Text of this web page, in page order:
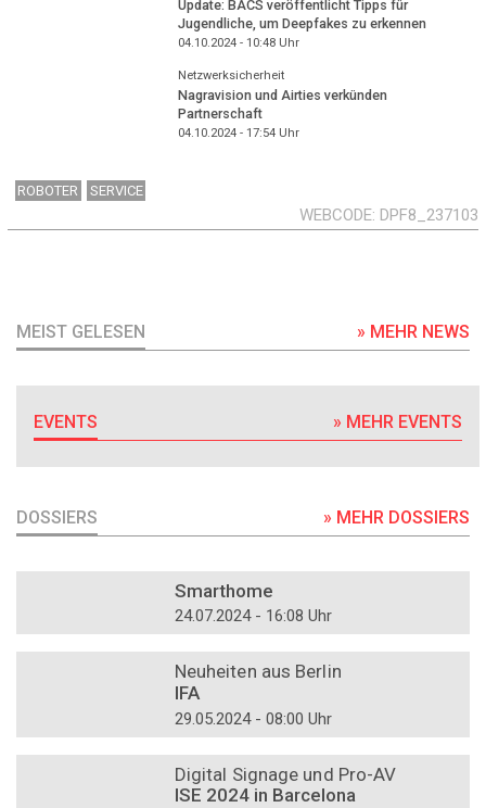
Update: BACS veröffentlicht Tipps für
Jugendliche, um Deepfakes zu erkennen
04.10.2024 - 10:48Uhr
Netzwerksicherheit
Nagravision und Airties verkünden
Partnerschaft
04.10.2024 - 17:54Uhr
ROBOTER SERVICE
WEBCODE DPF8_237103
MEIST GELESEN » MEHR NEWS
EVENTS » MEHR EVENTS
DOSSIERS » MEHR DOSSIERS
Smarthome
24.07.2024 - 16:08 Uhr
Neuheiten aus Berlin
IFA
29.05.2024 - 08:00 Uhr
Digital Signage und Pro-AV
ISE 2024 in Barcelona